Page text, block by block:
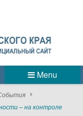
Menu
– на контроле